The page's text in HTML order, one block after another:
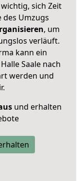
sich Zeit
des Umzugs
, um
verläuft.
kann ein
Saale nach
werden und
und erhalten